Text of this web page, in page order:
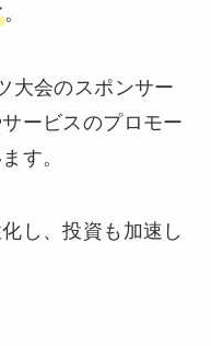
。
大会のスポンサー
ービスのプロモー
す。
し、投資も加速し